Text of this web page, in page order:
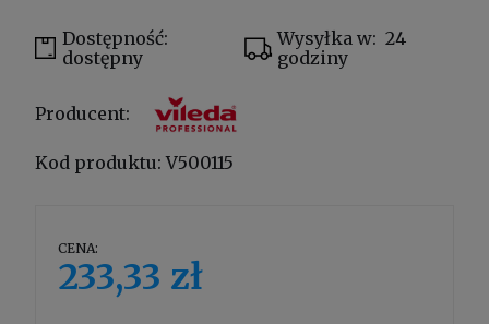
Dostępność:
dostępny
Wysyłka w: 24
godziny
Producent:
Kod produktu: V500115
CENA:
233,33 zł